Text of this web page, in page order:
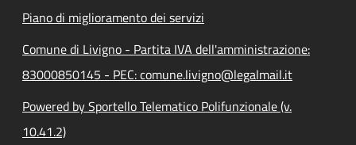
Piano di miglioramento dei servizi
Comune di Livigno - Partita IVA dell'amministrazione:
83000850145 - PEC: comune.livigno@legalmail.it
Powered by Sportello Telematico Polifunzionale (v.
10.41.2)